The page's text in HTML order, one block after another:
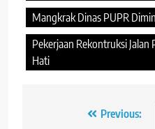
Mangkrak Dinas PUPR
Pekerjaan Rekontruksi
Hati
Navigasi Previous: